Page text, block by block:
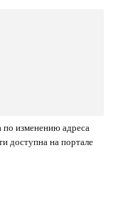
по изменению адреса
доступна на портале